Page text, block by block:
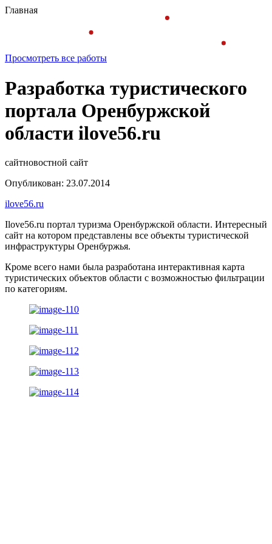
Главная
Просмотреть все работы
Разработка туристического
портала Оренбуржской
области ilove56.ru
сайтновостной сайт
Опубликован: 23.07.2014
ilove56.ru
Ilove56.ru портал туризма Оренбуржской области. Интересный
сайт на котором представлены все объекты туристической
инфраструктуры Оренбуржья.
Кроме всего нами была разработана интерактивная карта
туристических объектов области с возможностью фильтрации
по категориям.